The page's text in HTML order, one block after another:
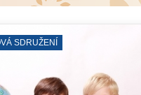
SYNAGOGA